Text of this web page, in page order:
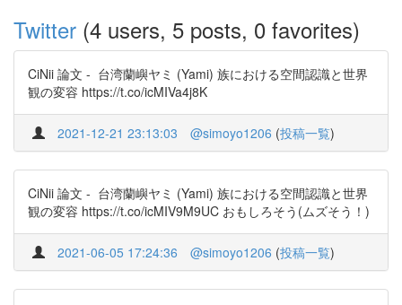
Twitter (4 users, 5 posts, 0 favorites)
CiNii 論文 - 台湾蘭嶼ヤミ (Yami) 族における空間認識と世界
観の変容 https://t.co/icMIVa4j8K
2021-12-21 23:13:03 @simoyo1206 (投稿一覧)
CiNii 論文 - 台湾蘭嶼ヤミ (Yami) 族における空間認識と世界
観の変容 https://t.co/icMIV9M9UC おもしろそう(ムズそう！)
2021-06-05 17:24:36 @simoyo1206 (投稿一覧)